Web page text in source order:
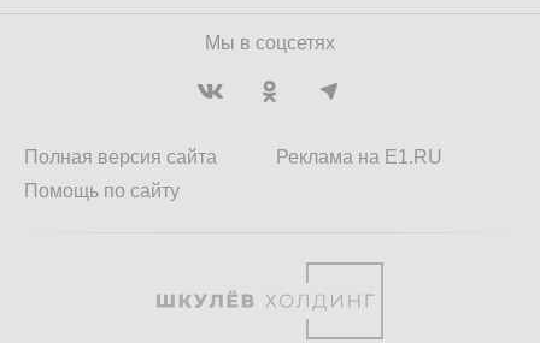
Мы в соцсетях
Полная версия сайта
Помощь по сайту
Реклама на E1.RU